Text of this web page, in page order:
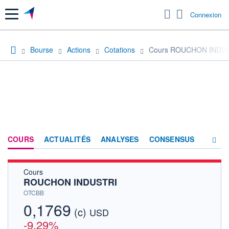
Menu Connexion
Bourse Actions Cotations Cours ROUCHON
COURS ACTUALITÉS ANALYSES CONSENSUS
Cours
ROUCHON INDUSTRI
OTCBB
0,1769 (c) USD
-9,29%